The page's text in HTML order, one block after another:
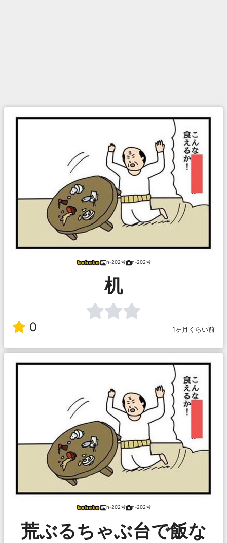
n-202号 n-202号
机
0 1ヶ月くらい前
n-202号 n-202号
荒ぶるちゃぶ台で飯な